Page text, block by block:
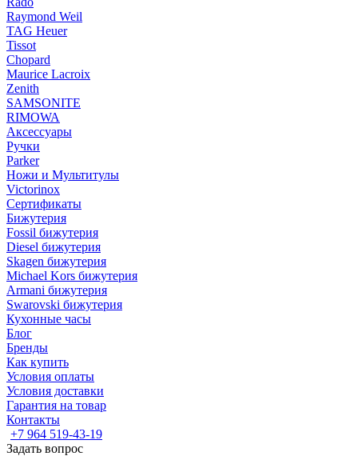
Raymond Weil
TAG Heuer
Tissot
Chopard
Maurice Lacroix
Zenith
SAMSONITE
RIMOWA
Аксессуары
Ручки
Parker
Ножи и Мультитулы
Victorinox
Сертификаты
Бижутерия
Fossil бижутерия
Diesel бижутерия
Skagen бижутерия
Michael Kors бижутерия
Armani бижутерия
Swarovski бижутерия
Кухонные часы
Блог
Бренды
Как купить
Условия оплаты
Условия доставки
Гарантия на товар
Контакты
+7 964 519-43-19
Задать вопрос